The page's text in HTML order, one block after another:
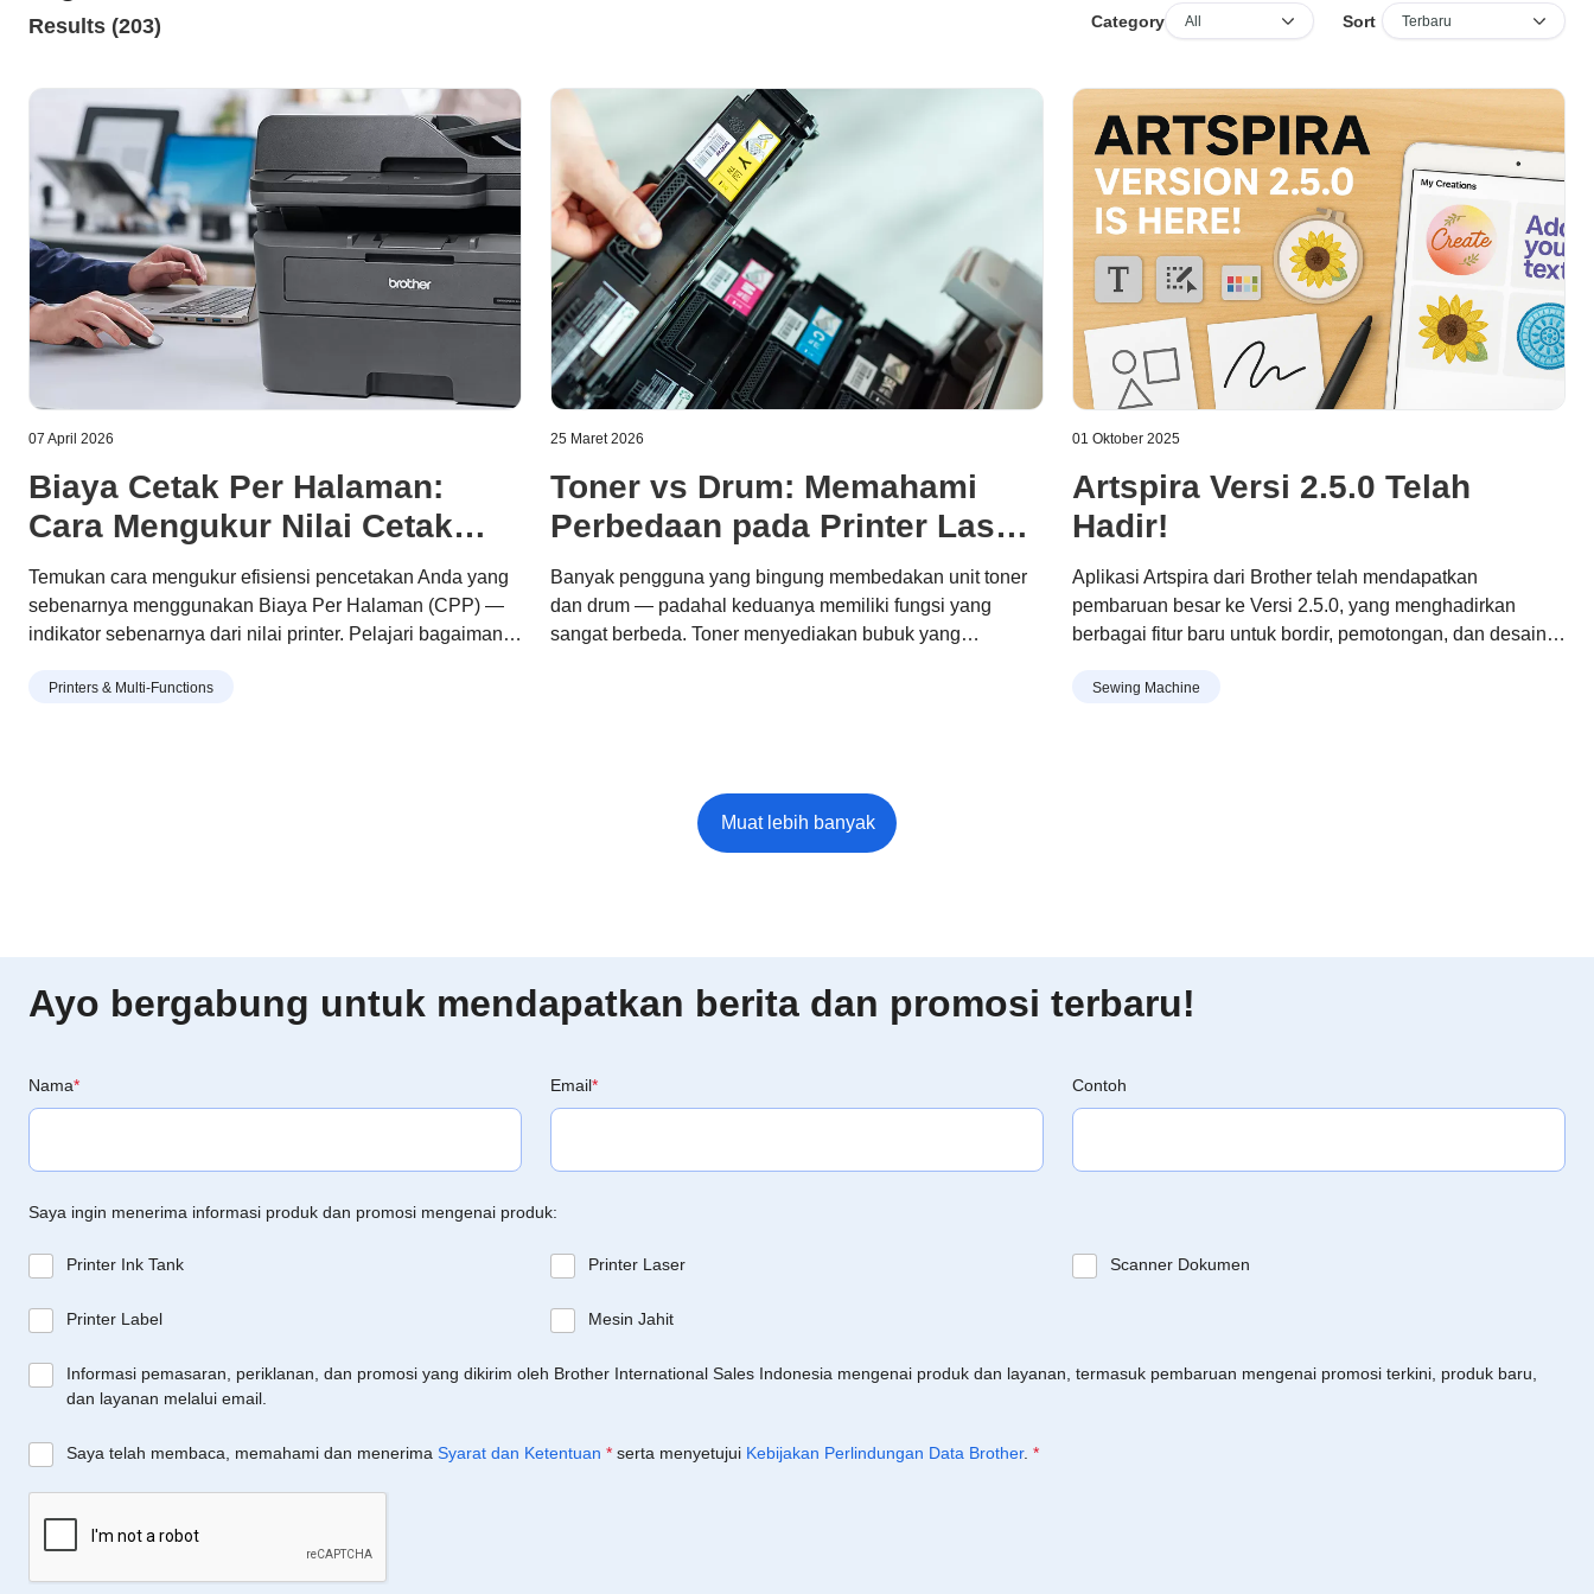
Results (203) Category Sort
07 April 2026
Biaya Cetak Per Halaman:
Cara Mengukur Nilai Cetak
yang Sesungguhnya
Temukan cara mengukur efisiensi pencetakan Anda yang
sebenarnya menggunakan Biaya Per Halaman (CPP) —
indikator sebenarnya dari nilai printer. Pelajari bagaimana
mencetak lebih banyak dengan biaya lebih rendah, limbah
Printers & Multi-Functions
25 Maret 2026
Toner vs Drum: Memahami
Perbedaan pada Printer Laser
Brother
Banyak pengguna yang bingung membedakan unit toner
dan drum — padahal keduanya memiliki fungsi yang
sangat berbeda. Toner menyediakan bubuk yang
01 Oktober 2025
Artspira Versi 2.5.0 Telah
Hadir!
Aplikasi Artspira dari Brother telah mendapatkan
pembaruan besar ke Versi 2.5.0, yang menghadirkan
berbagai fitur baru untuk bordir, pemotongan, dan desain
pengguna di Asia.
Sewing Machine
Ayo bergabung untuk mendapatkan berita dan promosi terbaru!
Nama* Email* Contoh
Saya ingin menerima informasi produk dan promosi mengenai produk:
Printer Ink Tank Printer Laser Scanner Dokumen
Printer Label Mesin Jahit
Informasi pemasaran, periklanan, dan promosi yang dikirim oleh Brother International Sales Indonesia mengenai produk dan layanan, termasuk pembaruan mengenai promosi terkini, produk baru,
dan layanan melalui email.
Saya telah membaca, memahami dan menerima Syarat dan Ketentuan * serta menyetujui Kebijakan Perlindungan Data Brother. *